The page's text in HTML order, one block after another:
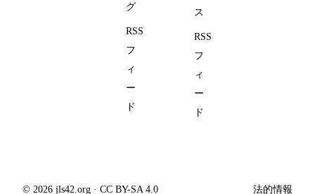
グ
RSS
フ
ィ
ー
ド
ス
RSS
フ
ィ
ー
ド
© 2026 jls42.org · CC BY-SA 4.0 法的情報